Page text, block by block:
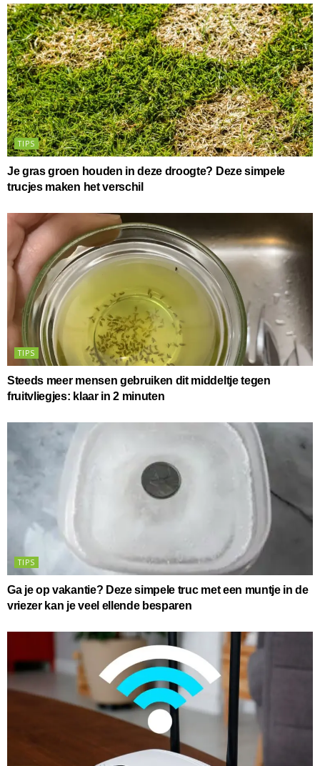
TIPS
Je gras groen houden in deze droogte? Deze simpele
trucjes maken het verschil
TIPS
Steeds meer mensen gebruiken dit middeltje tegen
fruitvliegjes: klaar in 2 minuten
TIPS
Ga je op vakantie? Deze simpele truc met een muntje in de
vriezer kan je veel ellende besparen